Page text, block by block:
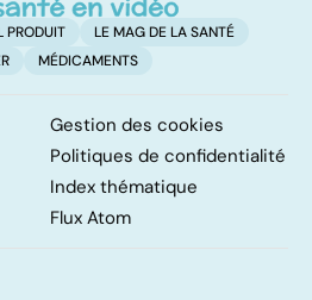
PRODUIT
LE MAG DE LA SANTÉ
MÉDICAMENTS
Gestion des cookies
Politiques de confidentialité
Index thématique
Flux Atom